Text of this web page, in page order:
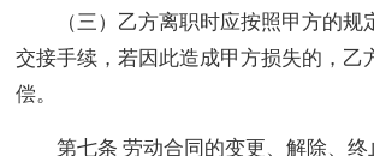
（三）乙方离职时应按照甲方的规
交接手续，若因此造成甲方损失的，乙
偿。
第七条 劳动合同的变更、解除、终